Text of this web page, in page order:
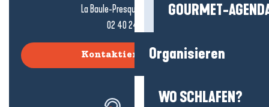
GOURMET-
Organisieren
WO SCHLAFEN?
La Baule-Presqu'île de Guérande
02 40 24 34 44
Kontaktieren Sie uns